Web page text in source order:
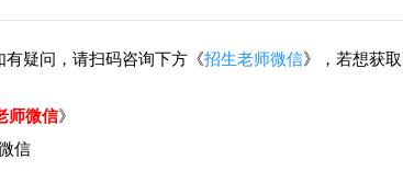
有疑问，请扫码咨询下方《招生老师微信》，若想获
师微信》